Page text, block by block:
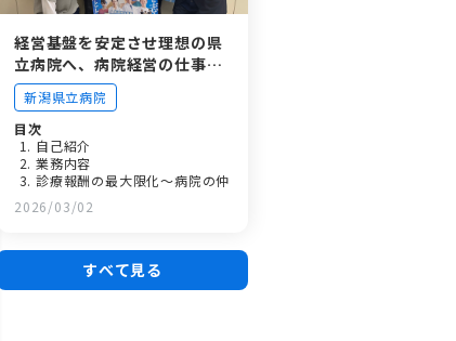
経営基盤を安定させ理想の県
立病院へ、病院経営の仕事を
紹介します
新潟県立病院
目次
自己紹介
業務内容
診療報酬の最大限化～病院の仲
間が行ったことを最大限評価さ
れうるように～
職場の環境や人間関係について
県立病院を選んだ理由
2026/03/02
すべて見る